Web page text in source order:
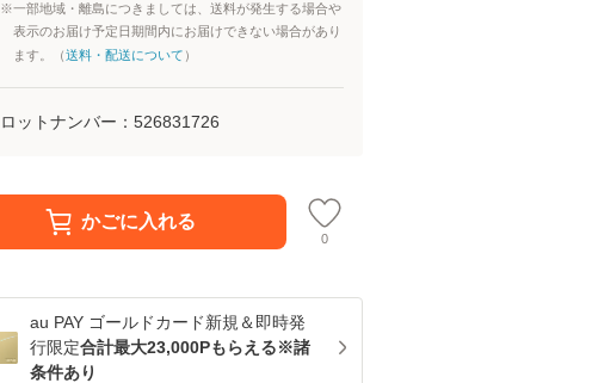
※一部地域・離島につきましては、送料が発生する場合や
表示のお届け予定日期間内にお届けできない場合があり
ます。（送料・配送について ）
ロットナンバー： 526831726
かごに入れる
0
au PAY ゴールドカード新規＆即時発
行限定合計最大23,000Pもらえる※諸
条件あり